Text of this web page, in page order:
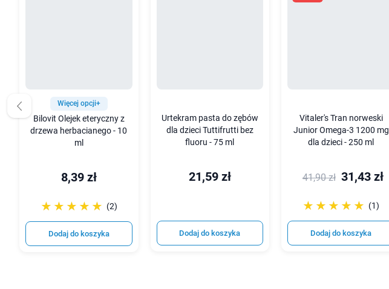
Więcej opcji+
Bilovit Olejek eteryczny z
drzewa herbacianego - 10
ml
8,39 zł
☆☆☆☆☆
★★★★★ (2)
Dodaj do koszyka
Urtekram pasta do zębów
dla dzieci Tuttifrutti bez
fluoru - 75 ml
21,59 zł
Dodaj do koszyka
Vitaler's Tran norweski
Junior Omega-3 1200 mg
dla dzieci - 250 ml
41,90 zł 31,43 zł
☆☆☆☆☆
★★★★★ (1)
Dodaj do koszyka